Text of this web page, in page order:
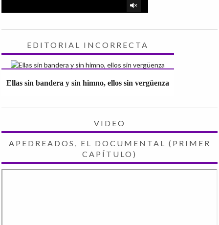
EDITORIAL INCORRECTA
Ellas sin bandera y sin himno, ellos sin vergüenza
VIDEO
APEDREADOS, EL DOCUMENTAL (PRIMER
CAPÍTULO)